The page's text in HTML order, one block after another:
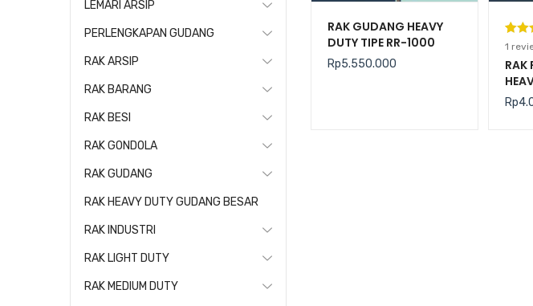
RAK GUDANG HEAVY
DUTY TIPE RR-1000
Rp5.550.000
5.00
n
11
RAK
2000
TON
Rp
LEMARI ARSIP
PERLENGKAPAN GUDANG
RAK ARSIP
RAK BARANG
RAK BESI
RAK GONDOLA
RAK GUDANG
RAK HEAVY DUTY GUDANG BESAR
RAK INDUSTRI
RAK LIGHT DUTY
RAK MEDIUM DUTY